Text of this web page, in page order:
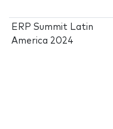
ERP Summit Latin
America 2024